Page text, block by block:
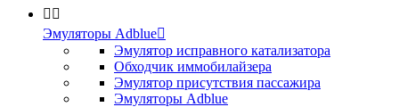
 
Эмуляторы Adblue
Эмулятор исправного катализатора
Обходчик иммобилайзера
Эмулятор присутствия пассажира
Эмуляторы Adblue